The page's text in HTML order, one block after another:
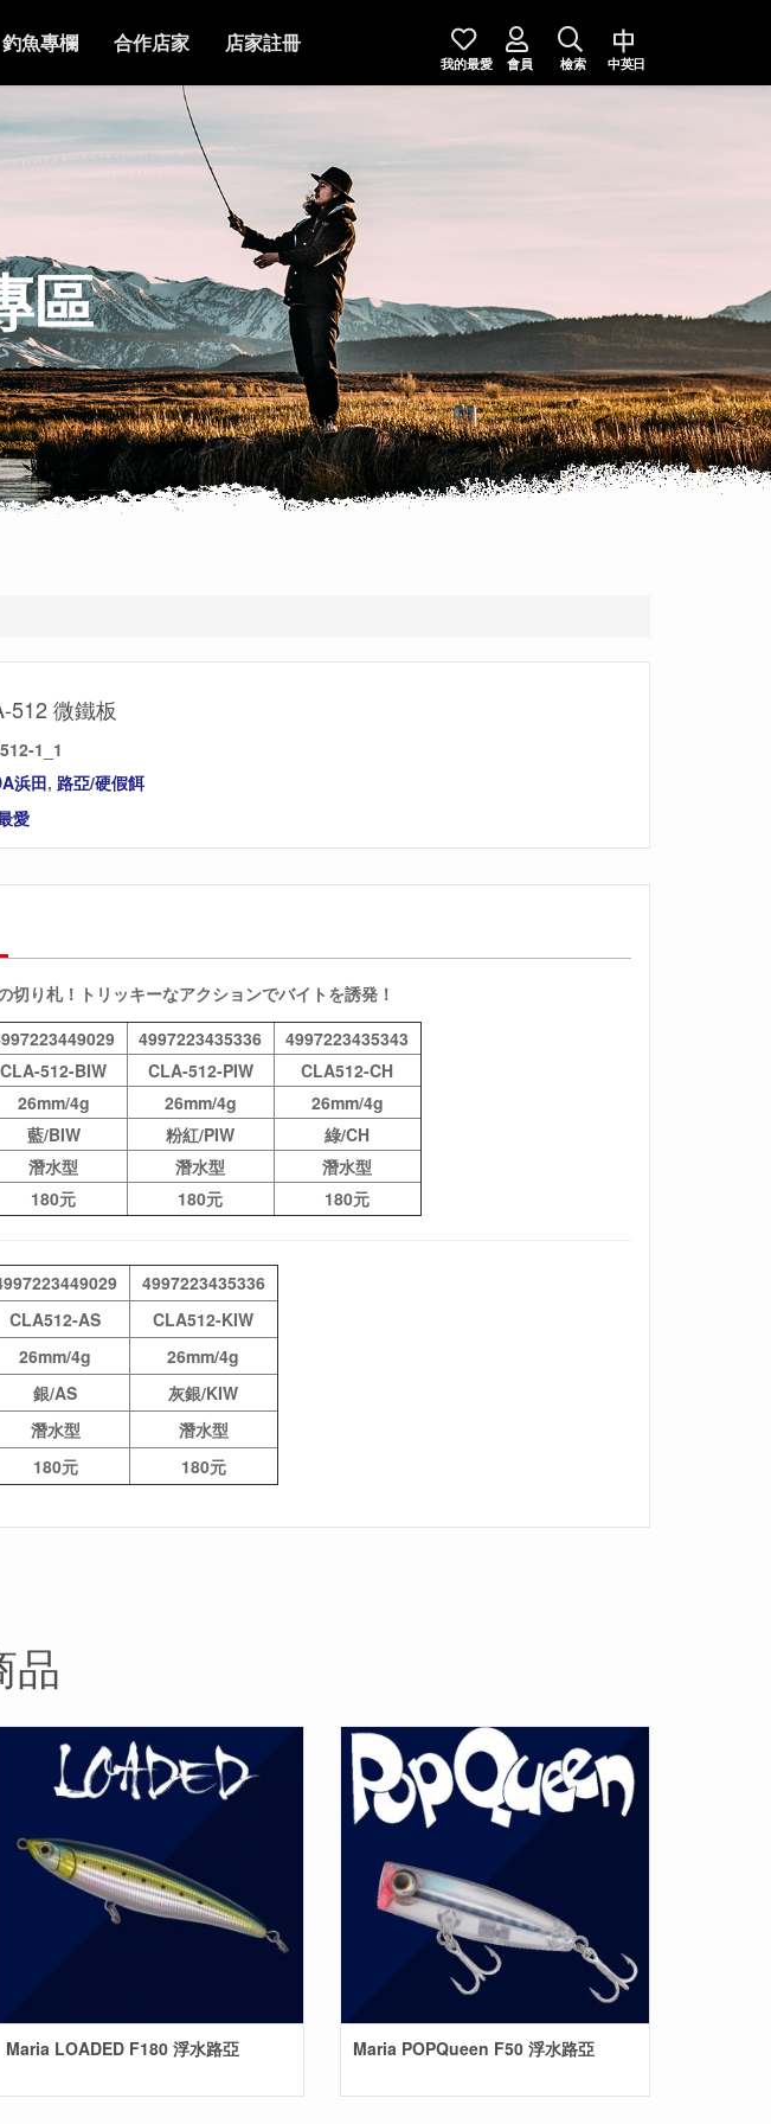
釣魚專欄 合作店家 店家註冊
我的最愛 會員 檢索 中英日
區
512 微鐵板
1_1
浜田, 路亞/硬假餌
愛
切り札！トリッキーなアクションでバイトを誘発！
4997223435336
4997223435343
CLA-512-BIW CLA-512-PIW
CLA512-CH
26mm/4g 26mm/4g
26mm/4g
藍/BIW 粉紅/PIW
綠/CH
潛水型 潛水型
潛水型
180元 180元 180元
4997223435336
CLA512-AS
CLA512-KIW
26mm/4g
26mm/4g
銀/AS
灰銀/KIW
潛水型
潛水型
180元 180元
品
Maria LOADED F180 浮水路亞 Maria POPQueen F50 浮水路亞